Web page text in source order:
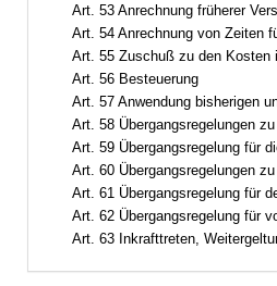
Art. 53 Anrechnung früherer
Art. 54 Anrechnung von Zeiten
Art. 55 Zuschuß zu den Kosten in Krankheits-, Pflege-, Geburts- und Todesfällen
Art. 56 Besteuerung
Art. 57 Anwendung bisherigen und neuen Rechts auf Versorgungsansprüche und
Art. 58 Übergangsregelungen zu der ab 1. Juli 2003
Art. 59 Übergangsregelung für die Anrechnung beim
Art. 60 Übergangsregelungen zu der ab 1. Juli 2004
Art. 61 Übergangsregelung für den Anspruch auf Altersentschädigung und für
Art. 62 Übergangsregelung für vor dem 1. April
Art. 63 Inkrafttreten,